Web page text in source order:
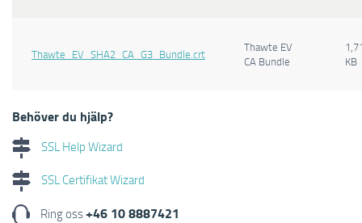
Thawte_EV_SHA2_CA_G3_Bundle.crt
Thawte EV
CA Bundle
KB
Behöver du hjälp?
SSL Help Wizard
SSL Certifikat Wizard
Ring oss+46 10 8887421